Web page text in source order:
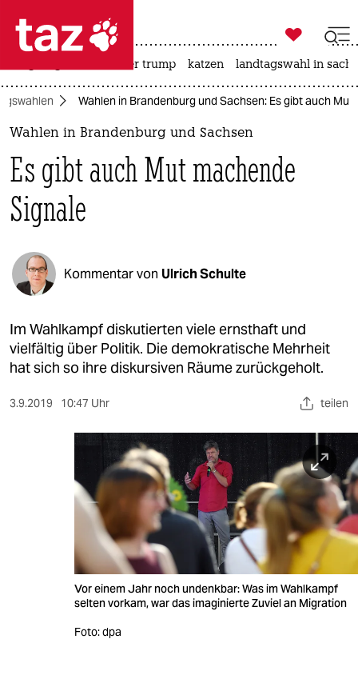
 taz zahl ich
taz zahl ich
politik
öko
gesellschaft
kultur
sport
berlin
nord
wahrheit
veranstaltungen
fragen & hilfe
unterstützen

taz zahl ich
usa unter trump katzen landtagswahl in
Wahlen in Brandenburg und Sachsen: Es gibt auch
Wahlen in Brandenburg und Sachsen
Es gibt auch Mut machende
Signale
Kommentar von Ulrich Schulte
Im Wahlkampf diskutierten viele ernsthaft und
vielfältig über Politik. Die demokratische Mehrheit
hat sich so ihre diskursiven Räume zurückgeholt.
3.9.2019 10:47 Uhr teilen
Vor einem Jahr noch undenkbar: Was im Wahlkampf
selten vorkam, war das imaginierte Zuviel an Migration
Foto: dpa